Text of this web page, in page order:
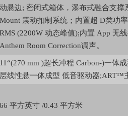
动悬边; 密闭式箱体，瀑布式融合支撑
Mount 震动扣制系统；内置超 D类功
RMS (2200W 动态峰值);内置 App 无
Anthem Room Correction调声。
11“(270 mm )超长冲程 Carbon-)一体
层线性悬一体成型 低音驱动器;ART™
66 平方英寸 /0.43 平方米